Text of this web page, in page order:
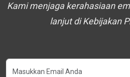
Kami menjaga kerahasiaan
lanjut di Kebijakan